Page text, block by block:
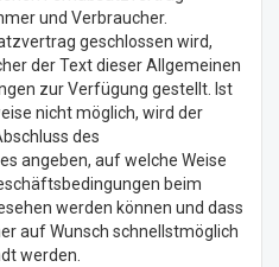
und Verbraucher.
geschlossen wird,
der Text dieser Allgemeinen
zur Verfügung gestellt. Ist
nicht möglich, wird der
des
angeben, auf welche Weise
beim
werden können und dass
auf Wunsch schnellstmöglich
werden.